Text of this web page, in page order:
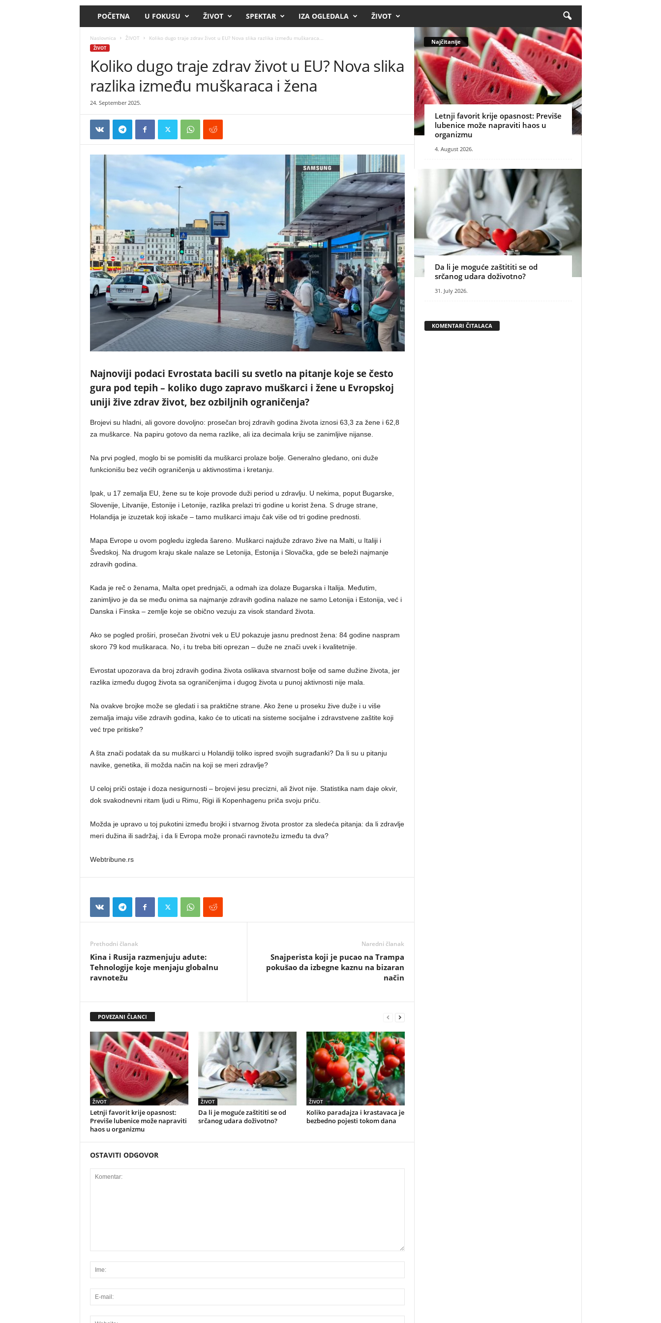
POČETNA U FOKUSU ŽIVOT SPEKTAR IZA OGLEDALA ŽIVOT
Naslovnica ŽIVOT Koliko dugo traje zdrav život u EU? Nova slika razlika između muškaraca...
ŽIVOT
Koliko dugo traje zdrav život u EU? Nova slika
razlika između muškaraca i žena
24. September 2025.
Najnoviji podaci Evrostata bacili su svetlo na pitanje koje se često
gura pod tepih – koliko dugo zapravo muškarci i žene u Evropskoj
uniji žive zdrav život, bez ozbiljnih ograničenja?
Brojevi su hladni, ali govore dovoljno: prosečan broj zdravih godina života iznosi 63,3 za žene i 62,8
za muškarce. Na papiru gotovo da nema razlike, ali iza decimala kriju se zanimljive nijanse.
Na prvi pogled, moglo bi se pomisliti da muškarci prolaze bolje. Generalno gledano, oni duže
funkcionišu bez većih ograničenja u aktivnostima i kretanju.
Ipak, u 17 zemalja EU, žene su te koje provode duži period u zdravlju. U nekima, poput Bugarske,
Slovenije, Litvanije, Estonije i Letonije, razlika prelazi tri godine u korist žena. S druge strane,
Holandija je izuzetak koji iskače – tamo muškarci imaju čak više od tri godine prednosti.
Mapa Evrope u ovom pogledu izgleda šareno. Muškarci najduže zdravo žive na Malti, u Italiji i
Švedskoj. Na drugom kraju skale nalaze se Letonija, Estonija i Slovačka, gde se beleži najmanje
zdravih godina.
Kada je reč o ženama, Malta opet prednjači, a odmah iza dolaze Bugarska i Italija. Međutim,
zanimljivo je da se među onima sa najmanje zdravih godina nalaze ne samo Letonija i Estonija, već i
Danska i Finska – zemlje koje se obično vezuju za visok standard života.
Ako se pogled proširi, prosečan životni vek u EU pokazuje jasnu prednost žena: 84 godine naspram
skoro 79 kod muškaraca. No, i tu treba biti oprezan – duže ne znači uvek i kvalitetnije.
Evrostat upozorava da broj zdravih godina života oslikava stvarnost bolje od same dužine života, jer
razlika između dugog života sa ograničenjima i dugog života u punoj aktivnosti nije mala.
Na ovakve brojke može se gledati i sa praktične strane. Ako žene u proseku žive duže i u više
zemalja imaju više zdravih godina, kako će to uticati na sisteme socijalne i zdravstvene zaštite koji
već trpe pritiske?
A šta znači podatak da su muškarci u Holandiji toliko ispred svojih sugrađanki? Da li su u pitanju
navike, genetika, ili možda način na koji se meri zdravlje?
U celoj priči ostaje i doza nesigurnosti – brojevi jesu precizni, ali život nije. Statistika nam daje okvir,
dok svakodnevni ritam ljudi u Rimu, Rigi ili Kopenhagenu priča svoju priču.
Možda je upravo u toj pukotini između brojki i stvarnog života prostor za sledeća pitanja: da li zdravlje
meri dužina ili sadržaj, i da li Evropa može pronaći ravnotežu između ta dva?
Webtribune.rs
Prethodni članak
Kina i Rusija razmenjuju adute:
Tehnologije koje menjaju globalnu
ravnotežu
Naredni članak
Snajperista koji je pucao na Trampa
pokušao da izbegne kaznu na bizaran
način
POVEZANI ČLANCI
ŽIVOT
Letnji favorit krije opasnost:
Previše lubenice može napraviti
haos u organizmu
ŽIVOT
Da li je moguće zaštititi se od
srčanog udara doživotno?
ŽIVOT
Koliko paradajza i krastavaca je
bezbedno pojesti tokom dana
OSTAVITI ODGOVOR
Najčitanije
Letnji favorit krije opasnost: Previše
lubenice može napraviti haos u
organizmu
4. August 2026.
Da li je moguće zaštititi se od
srčanog udara doživotno?
31. July 2026.
KOMENTARI ČITALACA